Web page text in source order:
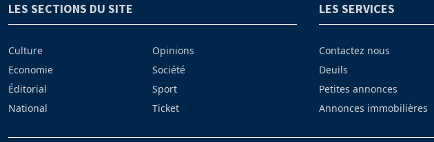
LES SECTIONS DU SITE
Culture
Economie
Éditorial
National
Opinions
Société
Sport
Ticket
LES SERVICES
Contactez nous
Deuils
Petites annonces
Annonces immobilières